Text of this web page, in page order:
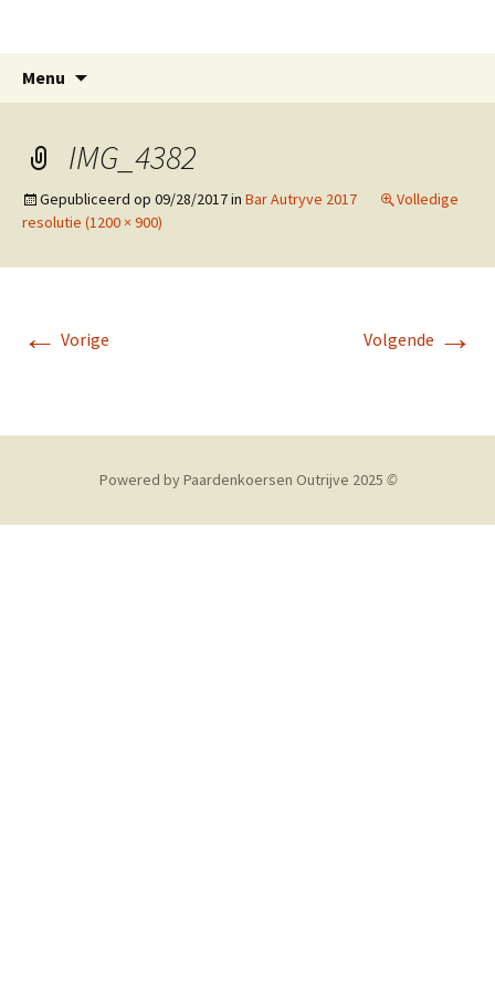
Menu
IMG_4382
Gepubliceerd op 09/28/2017in Bar Autryve 2017
Volledige
resolutie (1200 × 900)
← Vorige Volgende →
Powered by Paardenkoersen Outrijve 2025 ©